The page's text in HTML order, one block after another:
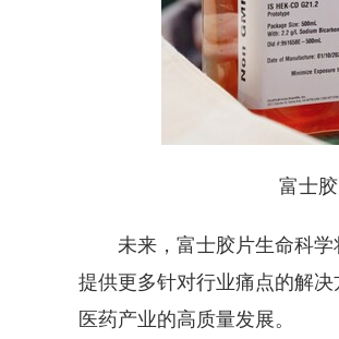
富士胶
未来，富士胶片生命科学
提供更多针对行业痛点的解
医药产业的高质量发展。